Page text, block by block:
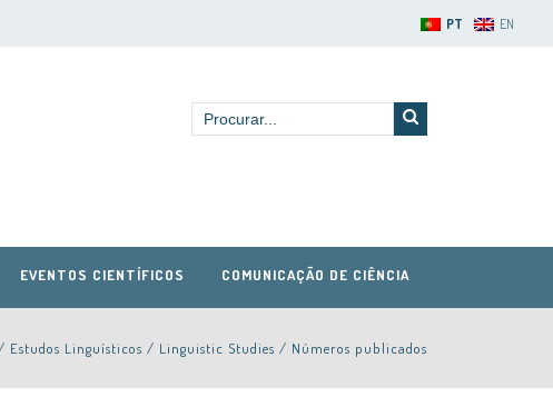
PT EN
EVENTOS CIENTÍFICOS COMUNICAÇÃO DE CIÊNCIA
Estudos Linguísticos / Linguistic Studies / Números publicados